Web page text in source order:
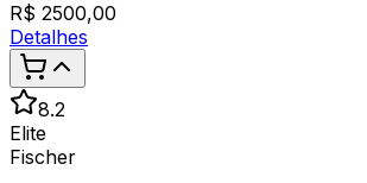
R$ 2500,00
Detalhes
8.2
Elite
Fischer